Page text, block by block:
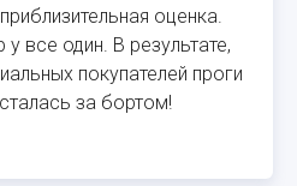
оценка.
все один. В результате,
покупателей проги
за бортом!